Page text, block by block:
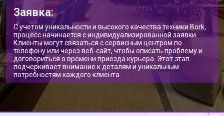
Заявка:
С учетом уникальности и высокого качества техники Bork,
процесс начинается с индивидуализированной заявки.
Клиенты могут связаться с сервисным центром по
телефону или через веб-сайт, чтобы описать проблему и
договориться о времени приезда курьера. Этот этап
подчеркивает внимание к деталям и уникальным
потребностям каждого клиента.